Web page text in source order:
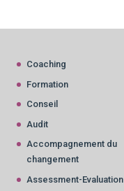
Coaching
Formation
Conseil
Audit
Accompagnement du
changement
Assessment-Evaluation